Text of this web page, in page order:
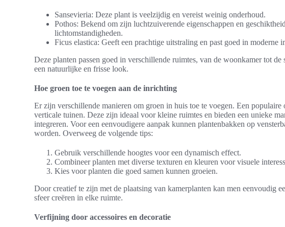
Sansevieria: Deze plant is veelzijdig en vereist weinig onderhoud.
Pothos: Bekend om zijn luchtzuiverende eigenschappen en
lichtomstandigheden.
Ficus elastica: Geeft een prachtige uitstraling en past goed in moderne
Deze planten passen goed in verschillende ruimtes, van de woonkamer tot de
een natuurlijke en frisse look.
Hoe groen toe te voegen aan de inrichting
Er zijn verschillende manieren om groen in huis toe te voegen. Een populaire
verticale tuinen. Deze zijn ideaal voor kleine ruimtes en bieden een unieke
integreren. Voor een eenvoudigere aanpak kunnen plantenbakken op
worden. Overweeg de volgende tips:
Gebruik verschillende hoogtes voor een dynamisch effect.
Combineer planten met diverse texturen en kleuren voor visuele
Kies voor planten die goed samen kunnen groeien.
Door creatief te zijn met de plaatsing van kamerplanten kan men eenvoudig
sfeer creëren in elke ruimte.
Verfijning door accessoires en decoratie